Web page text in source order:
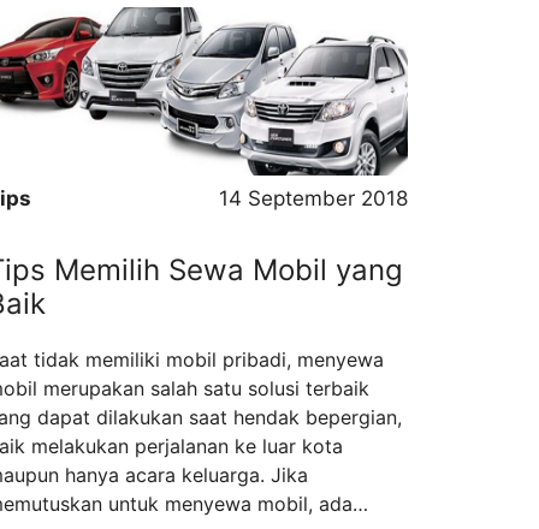
perlu diperhatikan, lakukanlah
kulit secara seimbang baik dari
maupun dari …Read more
14 September 2018
Memilih Sewa Mobil yang
tidak memiliki mobil pribadi, menyewa
merupakan salah satu solusi terbaik
dapat dilakukan saat hendak bepergian,
melakukan perjalanan ke luar kota
hanya acara keluarga. Jika
untuk menyewa mobil, ada